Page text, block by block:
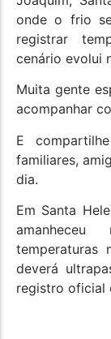
onde o frio
registrar
cenário evolui
Muita gente
acompanhar
E
familiares,
dia.
Em Santa
temperaturas
deverá
registro oficial